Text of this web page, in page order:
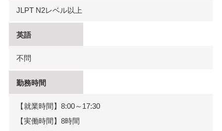
JLPT N2レベル以上
英語
不問
勤務時間
【就業時間】8:00～17:30
【実働時間】8時間